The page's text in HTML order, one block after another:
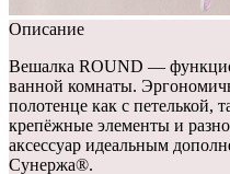
Описание
Вешалка ROUND —
ванной комнаты.
полотенце как с петелькой,
крепёжные элементы и
аксессуар идеальным
Сунержа®.